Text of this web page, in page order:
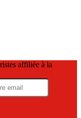
affiliée à la